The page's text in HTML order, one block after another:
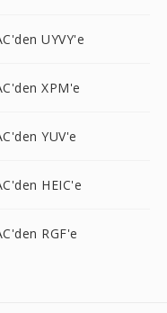
UYVY'e
XPM'e
YUV'e
HEIC'e
RGF'e